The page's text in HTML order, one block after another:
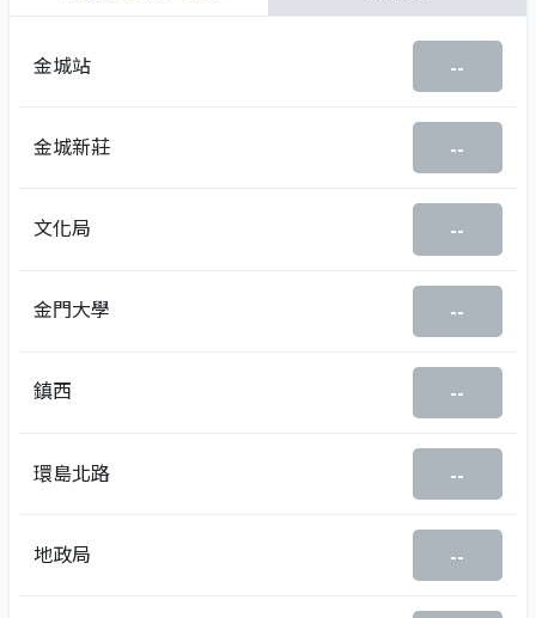
金城站 --
金城新莊 --
文化局 --
金門大學 --
鎮西 --
環島北路 --
地政局 --